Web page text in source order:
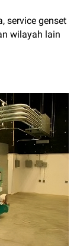
service genset
wilayah lain